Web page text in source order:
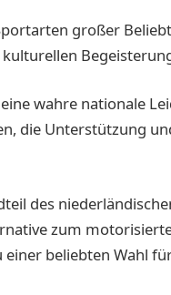
großer
wahre nationale
die Unterstützung
des
zum
beliebten Wahl